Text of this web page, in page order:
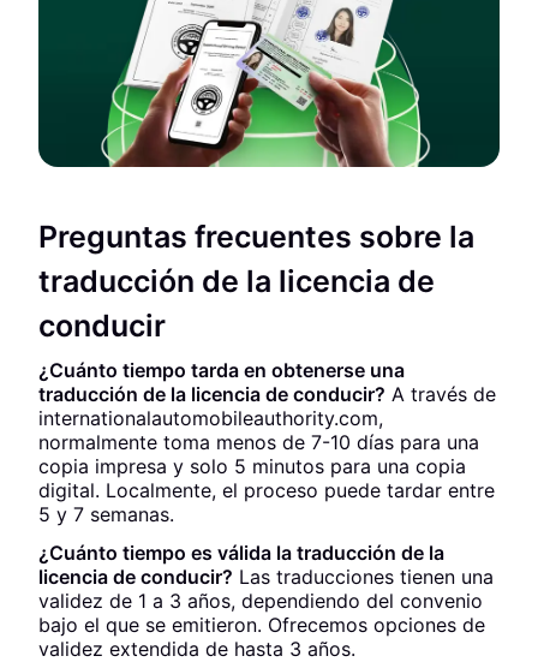
Preguntas frecuentes sobre la
traducción de la licencia de
conducir
¿Cuánto tiempo tarda en obtenerse una
traducción de la licencia de conducir? A través de
internationalautomobileauthority.com,
normalmente toma menos de 7-10 días para una
copia impresa y solo 5 minutos para una copia
digital. Localmente, el proceso puede tardar entre
5 y 7 semanas.
¿Cuánto tiempo es válida la traducción de la
licencia de conducir? Las traducciones tienen una
validez de 1 a 3 años, dependiendo del convenio
bajo el que se emitieron. Ofrecemos opciones de
validez extendida de hasta 3 años.